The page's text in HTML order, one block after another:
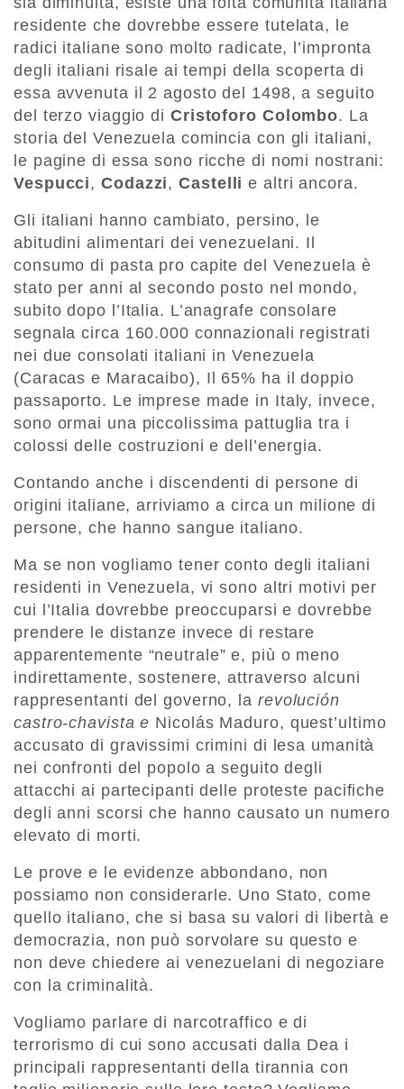
residente che dovrebbe essere tutelata, le
radici italiane sono molto radicate, l’impronta
degli italiani risale ai tempi della scoperta di
essa avvenuta il 2 agosto del 1498, a seguito
del terzo viaggio di Cristoforo Colombo. La
storia del Venezuela comincia con gli italiani,
le pagine di essa sono ricche di nomi nostrani:
Vespucci,Codazzi,Castelli e altri ancora.
Gli italiani hanno cambiato, persino, le
abitudini alimentari dei venezuelani. Il
consumo di pasta pro capite del Venezuela è
stato per anni al secondo posto nel mondo,
subito dopo l’Italia. L’anagrafe consolare
segnala circa 160.000 connazionali registrati
nei due consolati italiani in Venezuela
(Caracas e Maracaibo), Il 65% ha il doppio
passaporto. Le imprese made in Italy, invece,
sono ormai una piccolissima pattuglia tra i
colossi delle costruzioni e dell’energia.
Contando anche i discendenti di persone di
origini italiane, arriviamo a circa un milione di
persone, che hanno sangue italiano.
Ma se non vogliamo tener conto degli italiani
residenti in Venezuela, vi sono altri motivi per
cui l’Italia dovrebbe preoccuparsi e dovrebbe
prendere le distanze invece di restare
apparentemente “neutrale” e, più o meno
indirettamente, sostenere, attraverso alcuni
rappresentanti del governo, la revolución
castro-chavista e Nicolás Maduro, quest’ultimo
accusato di gravissimi crimini di lesa umanità
nei confronti del popolo a seguito degli
attacchi ai partecipanti delle proteste pacifiche
degli anni scorsi che hanno causato un numero
elevato di morti.
Le prove e le evidenze abbondano, non
possiamo non considerarle. Uno Stato, come
quello italiano, che si basa su valori di libertà e
democrazia, non può sorvolare su questo e
non deve chiedere ai venezuelani di negoziare
con la criminalità.
Vogliamo parlare di narcotraffico e di
terrorismo di cui sono accusati dalla Dea i
principali rappresentanti della tirannia con